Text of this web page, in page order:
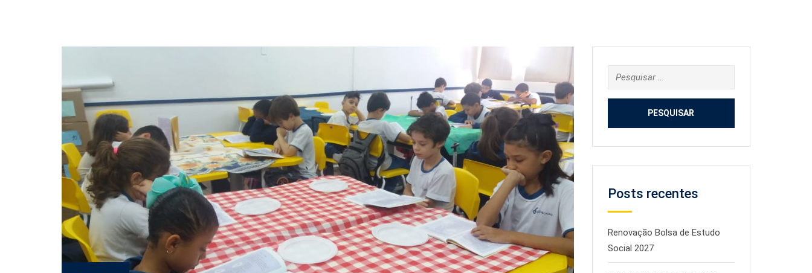
Pesquisar
por:
Posts recentes
Renovação Bolsa de Estudo
Social 2027